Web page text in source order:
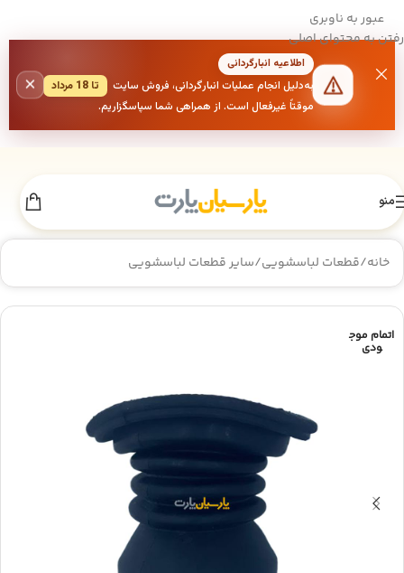
عبور به ناوبری
رفتن به محتوای اصلی
اطلاعیه انبارگردانی
به‌دلیل انجام عملیات انبارگردانی، فروش سایت
تا 18 مرداد
موقتاً غیرفعال است. از همراهی شما سپاسگزاریم.
×
منو
خانه/قطعات لباسشویی/سایر قطعات لباسشویی
اتمام موج
ودی